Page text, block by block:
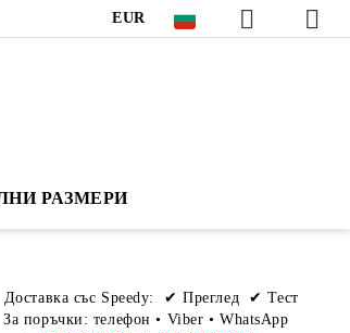
EUR
РАЗМЕРИ
Доставка със Speedy:
✔ Преглед ✔ Тест
За поръчки: телефон• Viber • WhatsApp